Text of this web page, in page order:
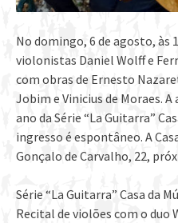
No domingo, 6 de agosto, às
violonistas Daniel Wolff e
com obras de Ernesto
Jobim e Vinicius de Moraes.
ano da Série “La Guitarra”
ingresso é espontâneo. A
Gonçalo de Carvalho, 22,
Série “La Guitarra” Casa da
Recital de violões com o duo